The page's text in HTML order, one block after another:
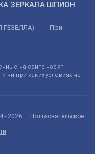
ЗЕРКАЛА ШПИОН
ГЕЗЕЛЛА). При
на сайте носят
ни при каких условиях не
- 2026. Пользовательское